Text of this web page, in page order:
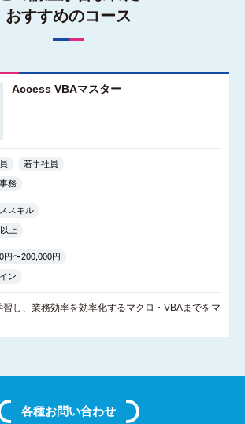
おすすめのコース
Access VBAマスター
若手社員
務
スキル
上
円〜200,000円
ン
し、業務効率を効率化するマクロ・VBAまでをマ
各種お問い合わせ